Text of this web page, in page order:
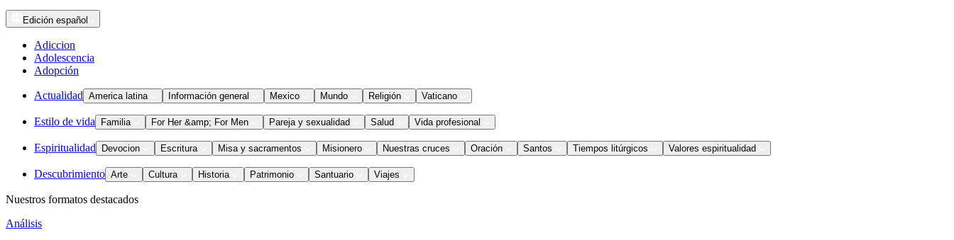
Edición español
Adiccion
Adolescencia
Adopción
Actualidad America latina Información general Mexico Mundo Religión Vaticano
Estilo de vida Familia For Her &amp; For Men Pareja y sexualidad Salud Vida profesional
Espiritualidad Devocion Escritura Misa y sacramentos Misionero Nuestras cruces Oración Santos Tiempos litúrgicos Valores espiritualidad
Descubrimiento Arte Cultura Historia Patrimonio Santuario Viajes
Nuestros formatos destacados
Análisis